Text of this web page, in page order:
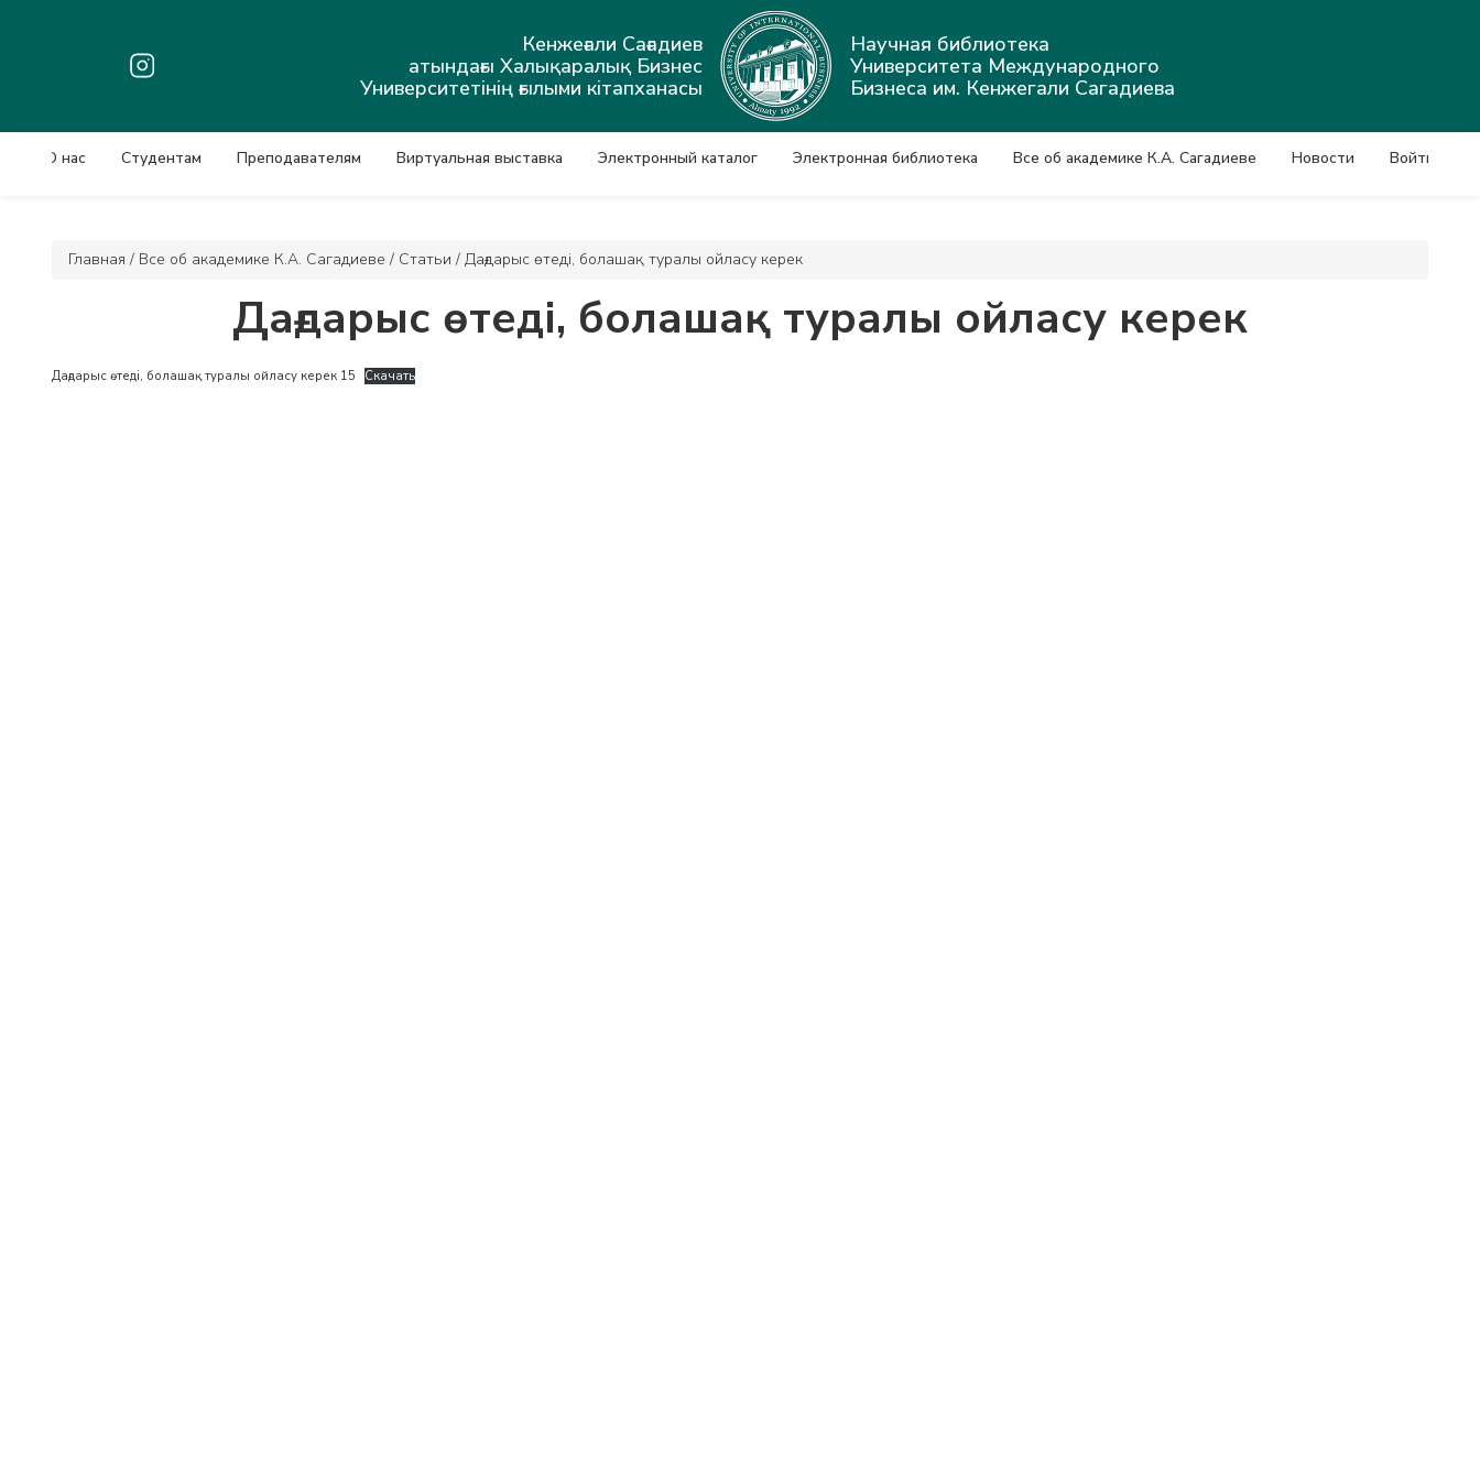
Кенжеғали Сағадиев
атындағы Халықаралық Бизнес
Университетінің ғылыми кітапханасы
Научная библиотека
Университета Международного
Бизнеса им. Кенжегали Сагадиева
О нас Студентам Преподавателям Виртуальная выставка Электронный каталог Электронная библиотека Все об академике К.А. Сагадиеве Новости Войти
Главная / Все об академике К.А. Сагадиеве / Статьи / Дағдарыс өтеді, болашақ туралы ойласу керек
Дағдарыс өтеді, болашақ туралы ойласу керек
Дағдарыс өтеді, болашақ туралы ойласу керек 15 Скачать